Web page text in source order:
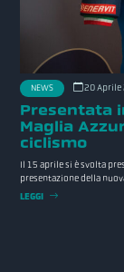
NEWS 20 Aprile
Presentata
Maglia
ciclismo
Il 15 aprile si è svolta
presentazione della
LEGGI